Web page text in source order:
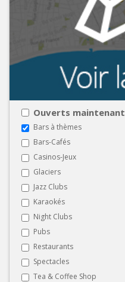
Ouverts maintenant
Bars à thèmes
Bars-Cafés
Casinos-Jeux
Glaciers
Jazz Clubs
Karaokés
Night Clubs
Pubs
Restaurants
Spectacles
Tea & Coffee Shop